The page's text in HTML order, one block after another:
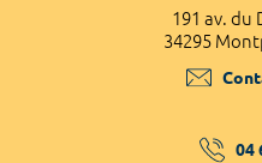
191 av. du
34295
04